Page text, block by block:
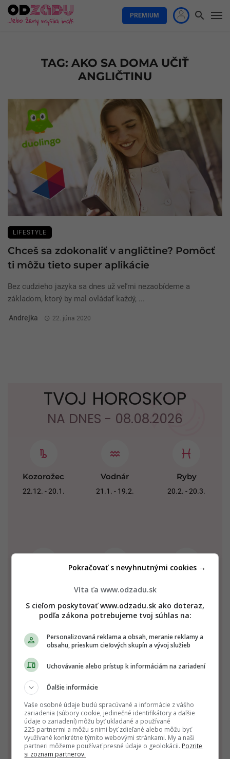
PREMIUM
TAG: AKO SA DOMA UČIŤ
ANGLIČTINU
LIFESTYLE
Chceš sa zdokonaliť v angličtine? Pomôcť
ti môžu tieto super aplikácie
Bez cudzieho jazyka sa dnes už veľmi nezaobídeme a
základom, ktorý by mal ovládať každý, ...
Andrejka 22. júna 2020
TVOJ HOROSKOP
NA DNES - 08.08.2026
Kozorožec
22.12. - 20.1.
Vodnár
21.1. - 19.2.
Ryby
20.2. - 20.3.
Rak
22.6. - 22.7. 23.7. - 22.8. 23.8. - 22.9.
Víta ťa www.odzadu.sk
S cieľom poskytovať www.odzadu.sk ako doteraz,
podľa zákona potrebujeme tvoj súhlas na:
Personalizovaná reklama a obsah, meranie reklamy a
obsahu, prieskum cieľových skupín a vývoj služieb
Uchovávanie alebo prístup k informáciám na zariadení
Ďalšie informácie
Vaše osobné údaje budú spracúvané a informácie z vášho
zariadenia (súbory cookie, jedinečné identifikátory a ďalšie
údaje o zariadení) môžu byť ukladané a používané
225 partnermi a môžu s nimi byť zdieľané alebo môžu byť
využívané konkrétne týmito webovými stránkami. My a naši
partneri môžeme používať presné údaje o geolokácii. Pozrite
si zoznam partnerov.
Pokračovať s nevyhnutnými cookies →